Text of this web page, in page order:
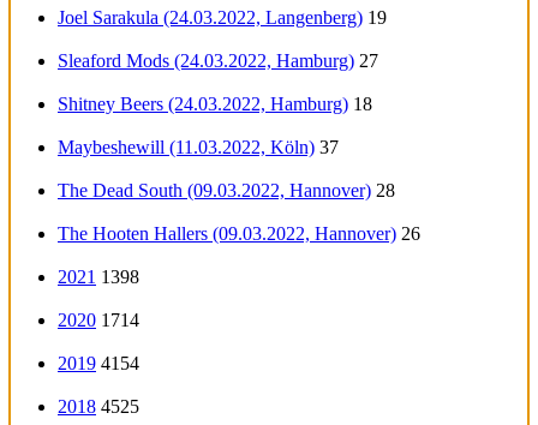
Joel Sarakula (24.03.2022, Langenberg) 19
Sleaford Mods (24.03.2022, Hamburg) 27
Shitney Beers (24.03.2022, Hamburg) 18
Maybeshewill (11.03.2022, Köln) 37
The Dead South (09.03.2022, Hannover) 28
The Hooten Hallers (09.03.2022, Hannover) 26
2021 1398
2020 1714
2019 4154
2018 4525